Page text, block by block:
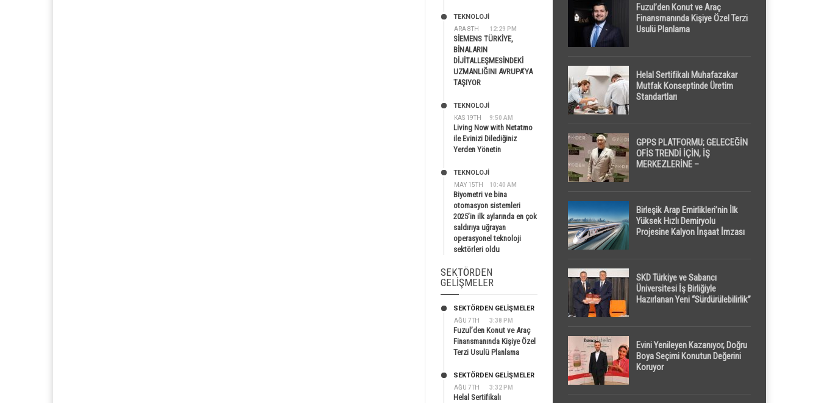
ARA 8TH 12:29 PM
TEKNOLOJİ
SİEMENS TÜRKİYE,
BİNALARIN
DİJİTALLEŞMESİNDEKİ
UZMANLIĞINI AVRUPA’YA
TAŞIYOR
KAS 19TH 9:50 AM
TEKNOLOJİ
Living Now with Netatmo
ile Evinizi Dilediğiniz
Yerden Yönetin
MAY 15TH 10:40 AM
TEKNOLOJİ
Biyometri ve bina
otomasyon sistemleri
2025’in ilk aylarında en çok
saldırıya uğrayan
operasyonel teknoloji
sektörleri oldu
SEKTÖRDEN
GELIŞMELER
AĞU 7TH 3:38 PM
SEKTÖRDEN GELIŞMELER
Fuzul’den Konut ve Araç
Finansmanında Kişiye Özel
Terzi Usulü Planlama
AĞU 7TH 3:32 PM
SEKTÖRDEN GELIŞMELER
Helal Sertifikalı
Fuzul’den Konut ve Araç
Finansmanında Kişiye Özel Terzi
Usulü Planlama
Helal Sertifikalı Muhafazakar
Mutfak Konseptinde Üretim
Standartları
GPPS PLATFORMU; GELECEĞİN
OFİS TRENDİ İÇİN, İŞ
MERKEZLERİNE –
Birleşik Arap Emirlikleri’nin İlk
Yüksek Hızlı Demiryolu
Projesine Kalyon İnşaat İmzası
SKD Türkiye ve Sabancı
Üniversitesi İş Birliğiyle
Hazırlanan Yeni “Sürdürülebilirlik”
Evini Yenileyen Kazanıyor, Doğru
Boya Seçimi Konutun Değerini
Koruyor